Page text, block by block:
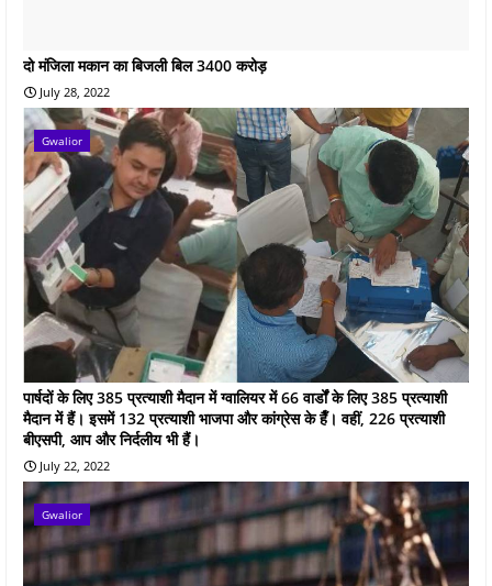
दो मंजिला मकान का बिजली बिल 3400 करोड़
July 28, 2022
Gwalior
पार्षदों के लिए 385 प्रत्याशी मैदान में ग्वालियर में 66 वार्डों के लिए 385 प्रत्याशी
मैदान में हैं। इसमें 132 प्रत्याशी भाजपा और कांग्रेस के हैँ। वहीं, 226 प्रत्याशी
बीएसपी, आप और निर्दलीय भी हैं।
July 22, 2022
Gwalior